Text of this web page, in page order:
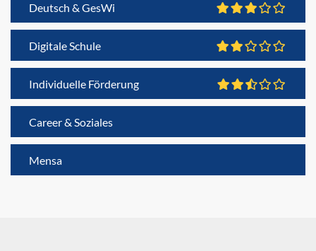
Deutsch & GesWi
Digitale Schule
Individuelle Förderung
Career & Soziales
Mensa